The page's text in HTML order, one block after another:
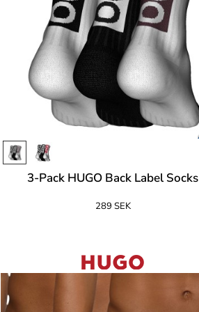
3-Pack HUGO Back Label Socks
289 SEK